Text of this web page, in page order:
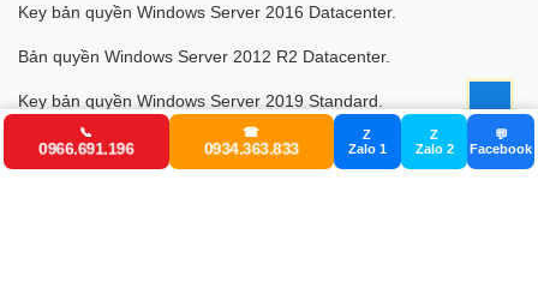
Key bản quyền Windows Server 2016 Datacenter.
Bản quyền Windows Server 2012 R2 Datacenter.
Key bản quyền Windows Server 2019 Standard.
Key bản quyền Windows Server 2016 Standard.
📞
0966.691.196
☎
0934.363.833
Z
Zalo 1
Z
Zalo 2
💬
Facebook